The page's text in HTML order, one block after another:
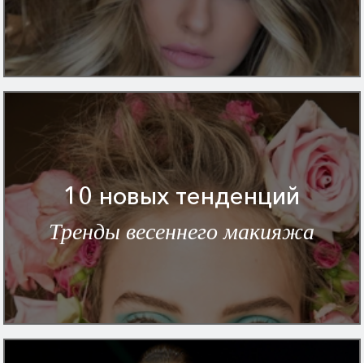
10 новых тенденций
Тренды весеннего макияжа